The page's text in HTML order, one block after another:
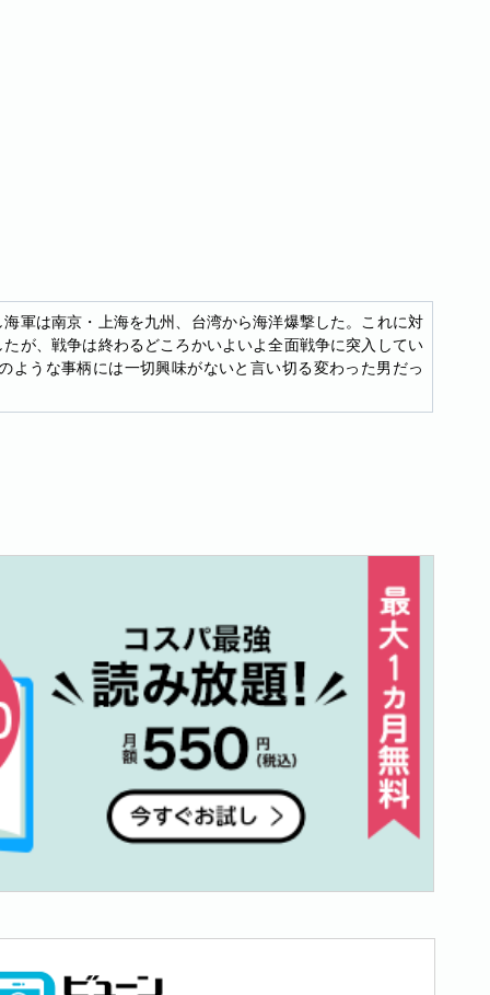
軍は南京・上海を九州、台湾から海洋爆撃した。これに対
が、戦争は終わるどころかいよいよ全面戦争に突入してい
うな事柄には一切興味がないと言い切る変わった男だっ